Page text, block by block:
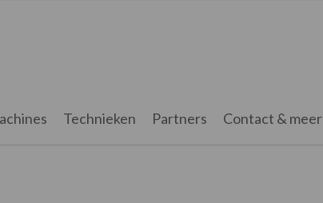
Technieken Partners Contact & meer